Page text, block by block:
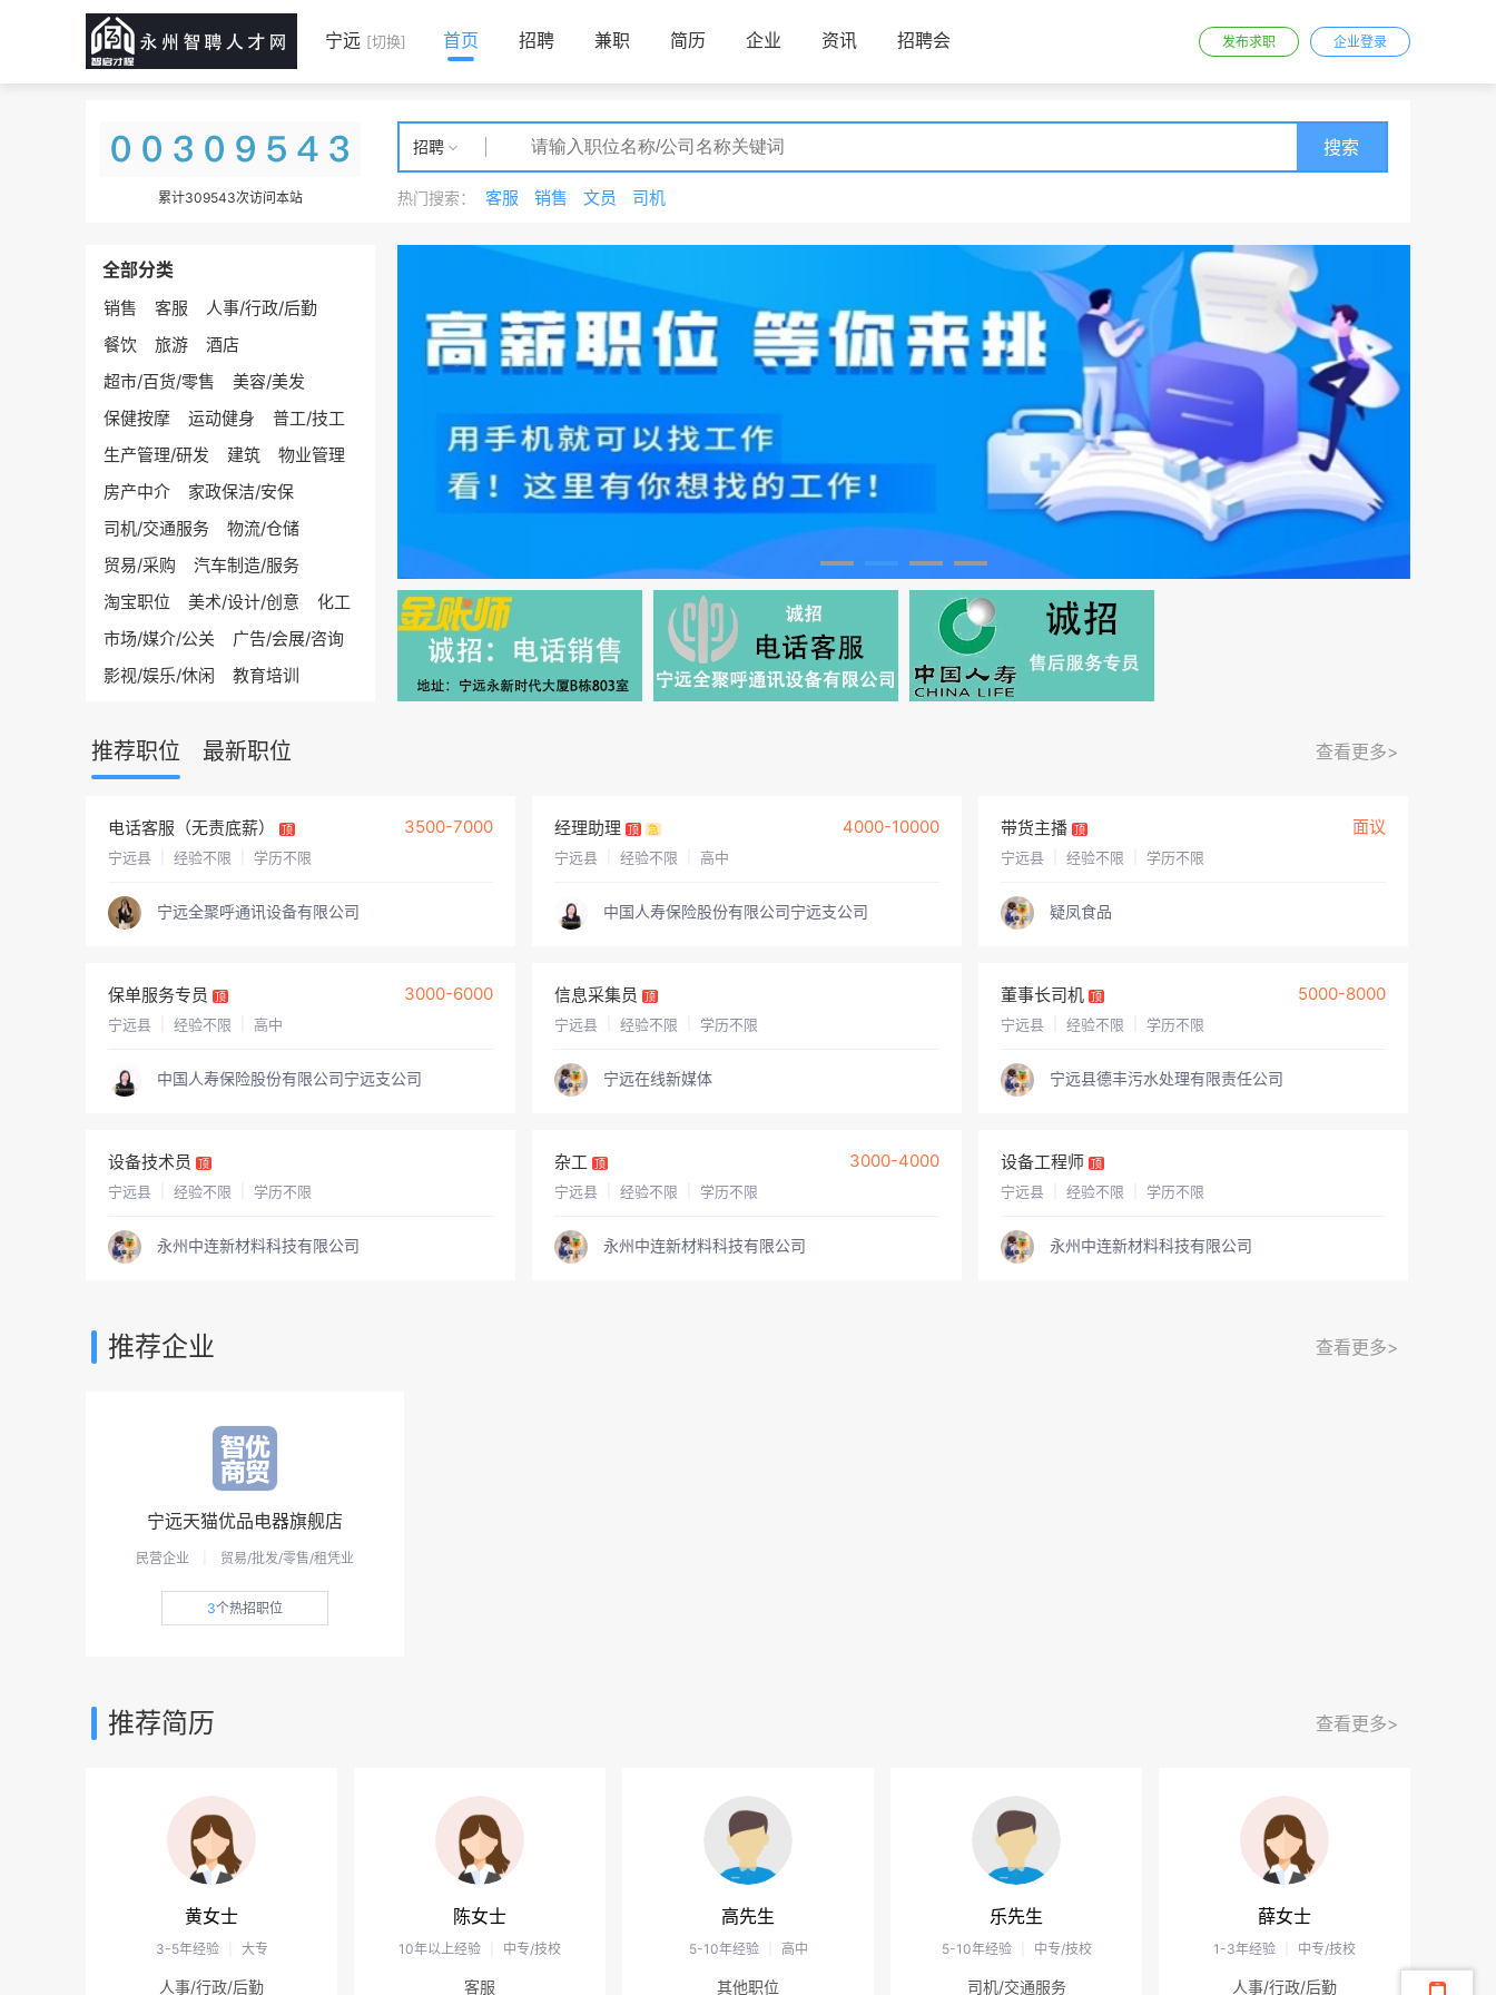
宁远 [切换] 首页 招聘 兼职 简历 企业 资讯 招聘会 发布求职 企业登录
累计309543次访问本站
招聘 搜索
热门搜索： 客服 销售 文员 司机
全部分类
销售 客服
人事/行政/后勤
餐饮
旅游
酒店
超市/百货/零售
美容/美发
保健按摩
运动健身
普工/技工
生产管理/研发
建筑
物业管理
房产中介
家政保洁/安保
司机/交通服务
物流/仓储
贸易/采购
汽车制造/服务
淘宝职位
美术/设计/创意
化工
市场/媒介/公关
广告/会展/咨询
影视/娱乐/休闲
教育培训
编辑/出版/印刷
计算机/互联网/通信
机械/仪器仪表
金融/银行/证券/投资
保险
医院/医疗/护理
环保/能源
农/林/牧/渔业
政府/非营利机构
推荐职位 最新职位 查看更多>
电话客服（无责底薪） 顶 3500-7000
宁远县 经验不限 学历不限
宁远全聚呼通讯设备有限公司
经理助理 顶 急 4000-10000
宁远县 经验不限 高中
中国人寿保险股份有限公司宁远支公司
带货主播 顶 面议
宁远县 经验不限 学历不限
疑凤食品
保单服务专员 顶 3000-6000
宁远县 经验不限 高中
中国人寿保险股份有限公司宁远支公司
信息采集员 顶
宁远县 经验不限 学历不限
宁远在线新媒体
董事长司机 顶 5000-8000
宁远县 经验不限 学历不限
宁远县德丰污水处理有限责任公司
设备技术员 顶
宁远县 经验不限 学历不限
永州中连新材料科技有限公司
杂工 顶 3000-4000
宁远县 经验不限 学历不限
永州中连新材料科技有限公司
设备工程师 顶
宁远县 经验不限 学历不限
永州中连新材料科技有限公司
推荐企业 查看更多>
宁远天猫优品电器旗舰店
民营企业 贸易/批发/零售/租凭业
3个热招职位
推荐简历 查看更多>
黄女士
3-5年经验 大专
人事/行政/后勤
陈女士
10年以上经验 中专/技校
客服
高先生
5-10年经验 高中
其他职位
乐先生
5-10年经验 中专/技校
司机/交通服务
薛女士
1-3年经验 中专/技校
人事/行政/后勤